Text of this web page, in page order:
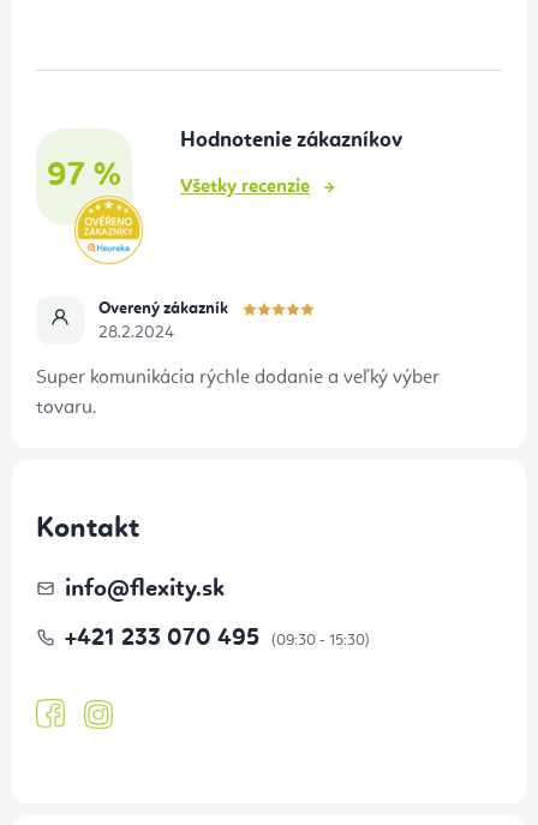
97 %
Hodnotenie zákazníkov
Všetky recenzie
Overený zákazník
28.2.2024
Super komunikácia rýchle dodanie a veľký výber
tovaru.
Kontakt
info@flexity.sk
+421 233 070 495